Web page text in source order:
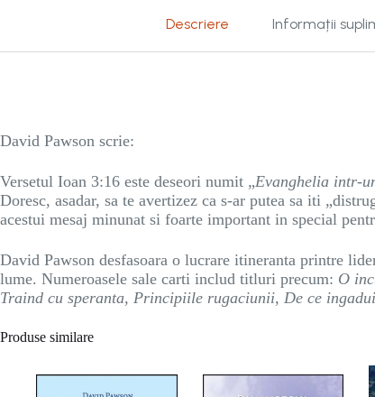
Descriere Informații
David Pawson scrie:
Versetul Ioan 3:16 este deseori numit „Evanghelia intr-
Doresc, asadar, sa te avertizez ca s-ar putea sa iti
acestui mesaj minunat si foarte important in special
David Pawson desfasoara o lucrare itineranta printre
lume. Numeroasele sale carti includ titluri precum: O
Traind cu speranta, Principiile rugaciunii, De ce
Produse similare